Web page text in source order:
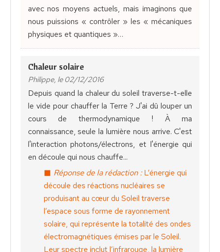
avec nos moyens actuels, mais imaginons que
nous puissions « contrôler » les « mécaniques
physiques et quantiques »…
Chaleur solaire
Philippe, le 02/12/2016
Depuis quand la chaleur du soleil traverse-t-elle
le vide pour chauffer la Terre ? J'ai dû louper un
cours de thermodynamique ! À ma
connaissance, seule la lumière nous arrive. C'est
l'interaction photons/électrons, et l'énergie qui
en découle qui nous chauffe...
Réponse de la rédaction :L’énergie qui
découle des réactions nucléaires se
produisant au cœur du Soleil traverse
l’espace sous forme de rayonnement
solaire, qui représente la totalité des ondes
électromagnétiques émises par le Soleil.
Leur spectre inclut l’infrarouge, la lumière